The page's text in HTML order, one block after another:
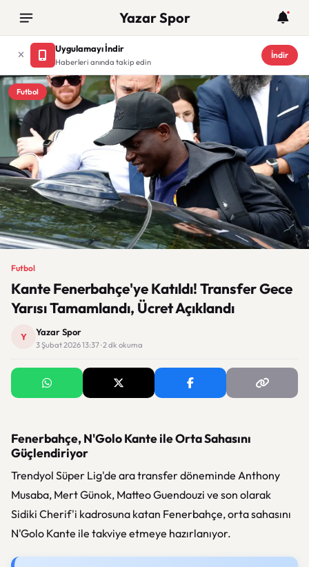
Yazar Spor
Uygulamayı İndir
Haberleri anında takip edin
İndir
Futbol
Futbol
Kante Fenerbahçe'ye Katıldı! Transfer Gece
Yarısı Tamamlandı, Ücret Açıklandı
Y Yazar Spor
3 Şubat 2026 13:37 · 2 dk okuma
Fenerbahçe, N'Golo Kante ile Orta Sahasını
Güçlendiriyor
Trendyol Süper Lig'de ara transfer döneminde Anthony
Musaba, Mert Günok, Matteo Guendouzi ve son olarak
Sidiki Cherif'i kadrosuna katan Fenerbahçe, orta sahasını
N'Golo Kante ile takviye etmeye hazırlanıyor.